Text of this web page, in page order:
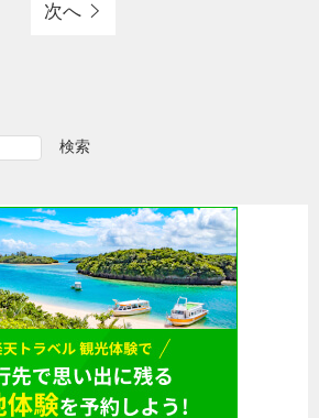
次へ
検索